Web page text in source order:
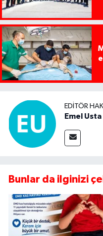
EDITÖR
Emel Usta
Bunlar da ilginizi